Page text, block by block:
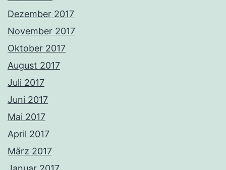
Dezember 2017
November 2017
Oktober 2017
August 2017
Juli 2017
Juni 2017
Mai 2017
April 2017
März 2017